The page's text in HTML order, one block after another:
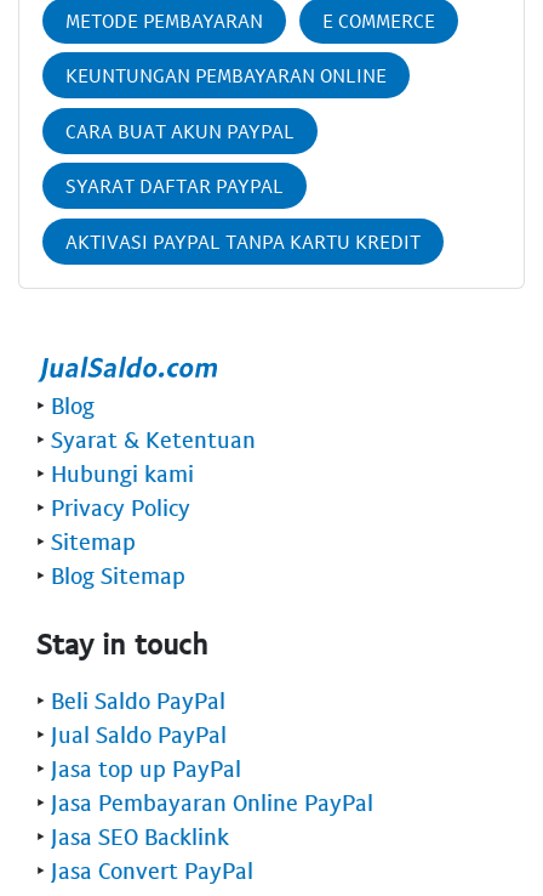
METODE PEMBAYARAN E COMMERCE
KEUNTUNGAN PEMBAYARAN ONLINE
CARA BUAT AKUN PAYPAL
SYARAT DAFTAR PAYPAL
AKTIVASI PAYPAL TANPA KARTU KREDIT
‣ Blog
‣ Syarat & Ketentuan
‣ Hubungi kami
‣ Privacy Policy
‣ Sitemap
‣ Blog Sitemap
Stay in touch
‣ Beli Saldo PayPal
‣ Jual Saldo PayPal
‣ Jasa top up PayPal
‣ Jasa Pembayaran Online PayPal
‣ Jasa SEO Backlink
‣ Jasa Convert PayPal